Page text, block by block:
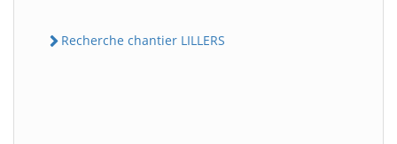
Recherche chantier LILLERS